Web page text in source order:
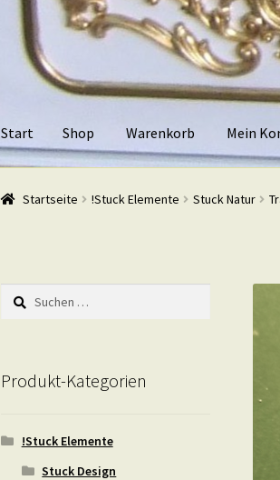
Zur
Navigation
springen
Zum
Inhalt
springen
Start Shop Warenkorb Mein
Start ShopWarenkorb Mein Konto Kasse
Startseite !Stuck Elemente Stuck Natur
Suchen
nach:
Produkt-Kategorien
!Stuck Elemente
Stuck Design